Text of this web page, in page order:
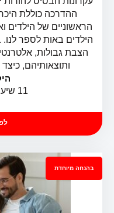
ההדרכה כוללת
הראשוניים של הילדים
הצבת גבולות,
ותוצאותיהם,
11 שיעורים (104 דקות)
בהנחה מיוחדת